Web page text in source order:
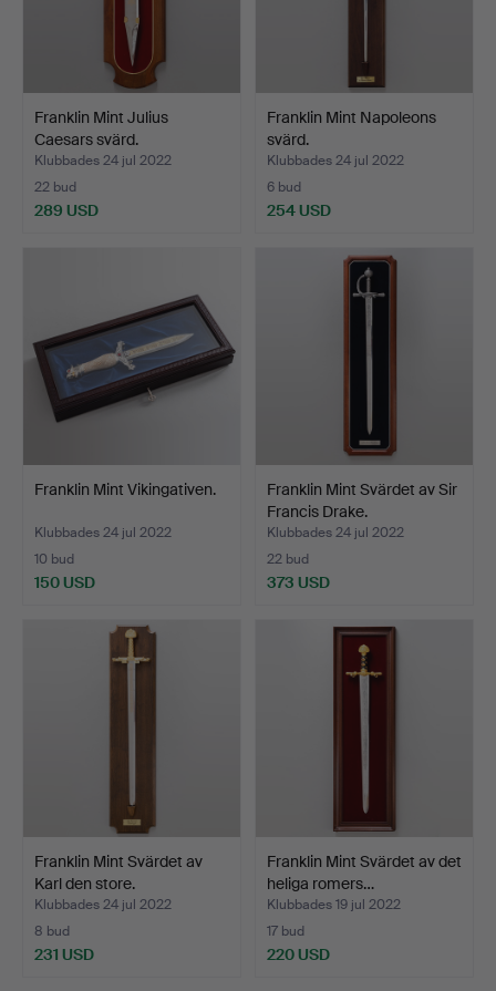
Franklin Mint Julius
Caesars svärd.
Klubbades 24 jul 2022
22 bud
289 USD
Franklin Mint Napoleons
svärd.
Klubbades 24 jul 2022
6 bud
254 USD
Franklin Mint Vikingativen.
Klubbades 24 jul 2022
10 bud
150 USD
Franklin Mint Svärdet av Sir
Francis Drake.
Klubbades 24 jul 2022
22 bud
373 USD
Franklin Mint Svärdet av
Karl den store.
Klubbades 24 jul 2022
8 bud
231 USD
Franklin Mint Svärdet av det
heliga romers…
Klubbades 19 jul 2022
17 bud
220 USD